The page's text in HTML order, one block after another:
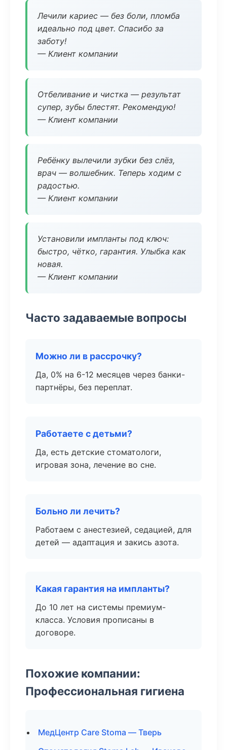
Лечили кариес — без боли, пломба
идеально под цвет. Спасибо за
заботу!
— Клиент компании
Отбеливание и чистка — результат
супер, зубы блестят. Рекомендую!
— Клиент компании
Ребёнку вылечили зубки без слёз,
врач — волшебник. Теперь ходим с
радостью.
— Клиент компании
Установили импланты под ключ:
быстро, чётко, гарантия. Улыбка как
новая.
— Клиент компании
Часто задаваемые вопросы
Можно ли в рассрочку?
Да, 0% на 6-12 месяцев через банки-
партнёры, без переплат.
Работаете с детьми?
Да, есть детские стоматологи,
игровая зона, лечение во сне.
Больно ли лечить?
Работаем с анестезией, седацией, для
детей — адаптация и закись азота.
Какая гарантия на импланты?
До 10 лет на системы премиум-
класса. Условия прописаны в
договоре.
Похожие компании:
Профессиональная гигиена
МедЦентр Care Stoma — Тверь